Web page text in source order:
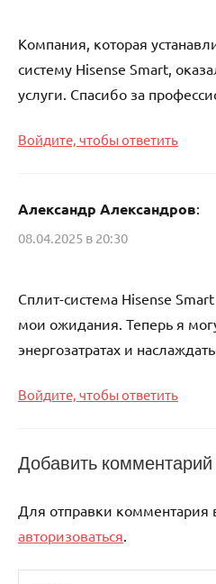
Компания, которая
систему Hisense Smart,
услуги. Спасибо за
Войдите, чтобы ответить
Александр Александров:
08.04.2025 в 20:30
Сплит-система Hisense
мои ожидания. Теперь я
энергозатратах и
Войдите, чтобы ответить
Добавить комментарий
Для отправки
авторизоваться